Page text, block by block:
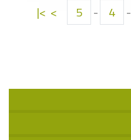
-
4
-
5
>
>|